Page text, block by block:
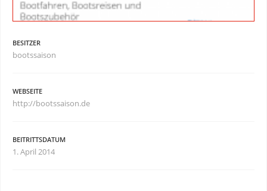
BESITZER
bootssaison
WEBSEITE
http://bootssaison.de
BEITRITTSDATUM
1. April 2014